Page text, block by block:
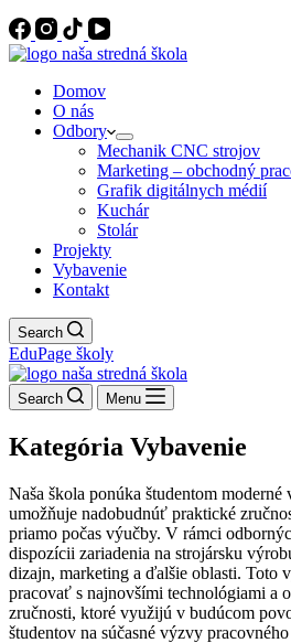
Domov
O nás
Odbory
Mechanik CNC strojov
Marketing – obchodný
Grafik digitálnych médií
Kuchár
Stolár
Projekty
Vybavenie
Kontakt
Search
EduPage školy
Search Menu
Kategória Vybavenie
Naša škola ponúka študentom
umožňuje nadobudnúť praktické
priamo počas výučby. V rámci
dispozícii zariadenia na strojársku
dizajn, marketing a ďalšie oblasti. Toto
pracovať s najnovšími technológiami a
zručnosti, ktoré využijú v budúcom
študentov na súčasné výzvy